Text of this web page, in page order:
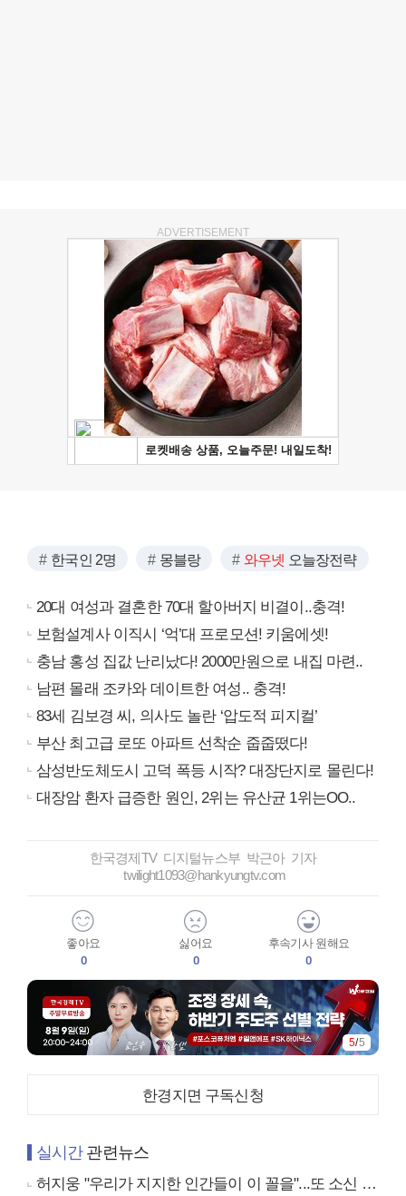
ADVERTISEMENT
한국인 2명 몽블랑 와우넷 오늘장전략
20대 여성과 결혼한 70대 할아버지 비결이..충격!
보험설계사 이직시 ‘억’대 프로모션! 키움에셋!
충남 홍성 집값 난리났다! 2000만원으로 내집 마련..
남편 몰래 조카와 데이트한 여성.. 충격!
83세 김보경 씨, 의사도 놀란 ‘압도적 피지컬’
부산 최고급 로또 아파트 선착순 줍줍떴다!
삼성반도체도시 고덕 폭등 시작? 대장단지로 몰린다!
대장암 환자 급증한 원인, 2위는 유산균 1위는OO..
한국경제TV 디지털뉴스부 박근아 기자
twilight1093@hankyungtv.com
좋아요
0
싫어요
0
후속기사 원해요
0
5/5
한경지면 구독신청
실시간관련뉴스
허지웅 "우리가 지지한 인간들이 이 꼴을"...또 소신 발언